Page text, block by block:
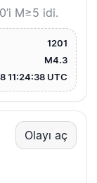
M≥5 idi.
1201
M4.3
11:24:38 UTC
Olayı aç